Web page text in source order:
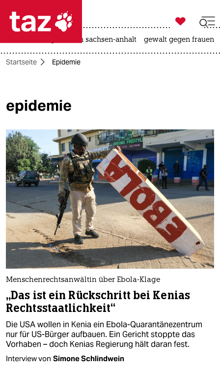
 taz zahl ich
politik
öko
gesellschaft
kultur
sport
berlin
nord
wahrheit
verlag
veranstaltungen
shop
fragen & hilfe

taz zahl ich
landtagswahl in sachsen-anhalt gewalt gegen frauen
Startseite Epidemie
epidemie
Menschenrechtsanwältin über Ebola-Klage
„Das ist ein Rückschritt bei Kenias
Rechtsstaatlichkeit“
Die USA wollen in Kenia ein Ebola-Quarantänezentrum
nur für US-Bürger aufbauen. Ein Gericht stoppte das
Vorhaben – doch Kenias Regierung hält daran fest.
Interview von Simone Schlindwein